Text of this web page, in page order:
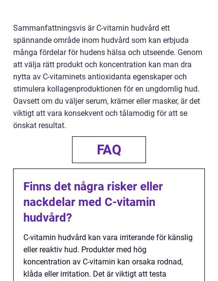
Sammanfattningsvis är C-vitamin hudvård ett
spännande område inom hudvård som kan erbjuda
många fördelar för hudens hälsa och utseende. Genom
att välja rätt produkt och koncentration kan man dra
nytta av C-vitaminets antioxidanta egenskaper och
stimulera kollagenproduktionen för en ungdomlig hud.
Oavsett om du väljer serum, krämer eller masker, är det
viktigt att vara konsekvent och tålamodig för att se
önskat resultat.
FAQ
Finns det några risker eller
nackdelar med C-vitamin
hudvård?
C-vitamin hudvård kan vara irriterande för känslig
eller reaktiv hud. Produkter med hög
koncentration av C-vitamin kan orsaka rodnad,
klåda eller irritation. Det är viktigt att testa